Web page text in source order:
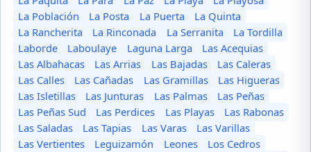
La Población
La Posta La Puerta
La Quinta
La Rancherita
La Rinconada La Serranita
La Tordilla
Laborde
Laboulaye Laguna Larga
Las Acequias
Las Albahacas
Las Arrias Las Bajadas
Las Caleras
Las Calles
Las Cañadas Las Gramillas
Las Higueras
Las Isletillas
Las Junturas Las Palmas
Las Peñas
Las Peñas Sud
Las Perdices Las Playas
Las Rabonas
Las Saladas
Las Tapias Las Varas
Las Varillas
Las Vertientes
Leguizamón Leones
Los Cedros